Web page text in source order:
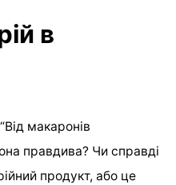
в
макаронів
правдива? Чи справді
продукт, або це